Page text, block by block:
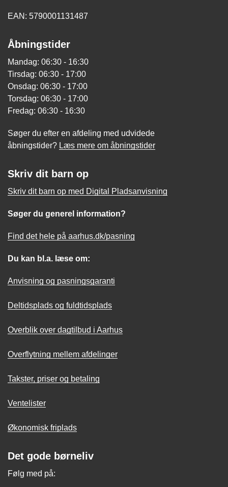
EAN: 5790001131487
Åbningstider
Mandag: 06:30 - 16:30
Tirsdag: 06:30 - 17:00
Onsdag: 06:30 - 17:00
Torsdag: 06:30 - 17:00
Fredag: 06:30 - 16:30
Søger du efter en afdeling med udvidede
åbningstider? Læs mere om åbningstider
Skriv dit barn op
Skriv dit barn op med Digital Pladsanvisning
Søger du generel information?
Find det hele på aarhus.dk/pasning
Du kan bl.a. læse om:
Anvisning og pasningsgaranti
Deltidsplads og fuldtidsplads
Overblik over dagtilbud i Aarhus
Overflytning mellem afdelinger
Takster, priser og betaling
Ventelister
Økonomisk friplads
Det gode børneliv
Følg med på: